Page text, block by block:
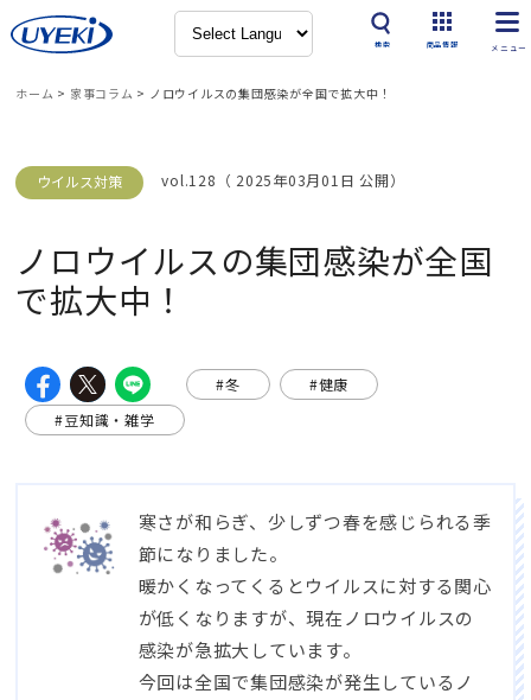
検索 商品情報
ホーム > 家事コラム > ノロウイルスの集団感染が全国で拡大中！
ウイルス対策 vol.128（ 2025年03月01日 公開）
ノロウイルスの集団感染が全国
で拡大中！
#冬
#健康
#豆知識・雑学
寒さが和らぎ、少しずつ春を感じられる季
節になりました。
暖かくなってくるとウイルスに対する関心
が低くなりますが、現在ノロウイルスの
感染が急拡大しています。
今回は全国で集団感染が発生しているノ